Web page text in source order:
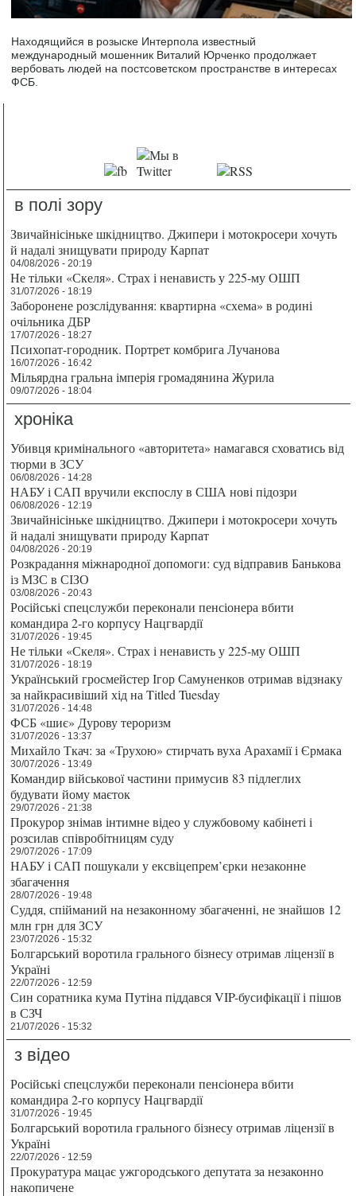
Находящийся в розыске Интерпола известный
международный мошенник Виталий Юрченко продолжает
вербовать людей на постсоветском пространстве в интересах
ФСБ.
в полі зору
Звичайнісіньке шкідництво. Джипери і мотокросери хочуть
й надалі знищувати природу Карпат
04/08/2026 - 20:19
Не тільки «Скеля». Страх і ненависть у 225-му ОШП
31/07/2026 - 18:19
Заборонене розслідування: квартирна «схема» в родині
очільника ДБР
17/07/2026 - 18:27
Психопат-городник. Портрет комбрига Лучанова
16/07/2026 - 16:42
Мільярдна гральна імперія громадянина Журила
09/07/2026 - 18:04
хроніка
Убивця кримінального «авторитета» намагався сховатись від
тюрми в ЗСУ
06/08/2026 - 14:28
НАБУ і САП вручили експослу в США нові підозри
06/08/2026 - 12:19
Звичайнісіньке шкідництво. Джипери і мотокросери хочуть
й надалі знищувати природу Карпат
04/08/2026 - 20:19
Розкрадання міжнародної допомоги: суд відправив Банькова
із МЗС в СІЗО
03/08/2026 - 20:43
Російські спецслужби переконали пенсіонера вбити
командира 2-го корпусу Нацгвардії
31/07/2026 - 19:45
Не тільки «Скеля». Страх і ненависть у 225-му ОШП
31/07/2026 - 18:19
Український гросмейстер Ігор Самуненков отримав відзнаку
за найкрасивіший хід на Titled Tuesday
31/07/2026 - 14:48
ФСБ «шиє» Дурову тероризм
31/07/2026 - 13:37
Михайло Ткач: за «Трухою» стирчать вуха Арахамії і Єрмака
30/07/2026 - 13:49
Командир військової частини примусив 83 підлеглих
будувати йому маєток
29/07/2026 - 21:38
Прокурор знімав інтимне відео у службовому кабінеті і
розсилав співробітницям суду
29/07/2026 - 17:09
НАБУ і САП пошукали у ексвіцепрем’єрки незаконне
збагачення
28/07/2026 - 19:48
Суддя, спійманий на незаконному збагаченні, не знайшов 12
млн грн для ЗСУ
23/07/2026 - 15:32
Болгарський воротила грального бізнесу отримав ліцензії в
Україні
22/07/2026 - 12:59
Син соратника кума Путіна піддався VIP-бусифікації і пішов
в СЗЧ
21/07/2026 - 15:32
з відео
Російські спецслужби переконали пенсіонера вбити
командира 2-го корпусу Нацгвардії
31/07/2026 - 19:45
Болгарський воротила грального бізнесу отримав ліцензії в
Україні
22/07/2026 - 12:59
Прокуратура мацає ужгородського депутата за незаконно
накопичене